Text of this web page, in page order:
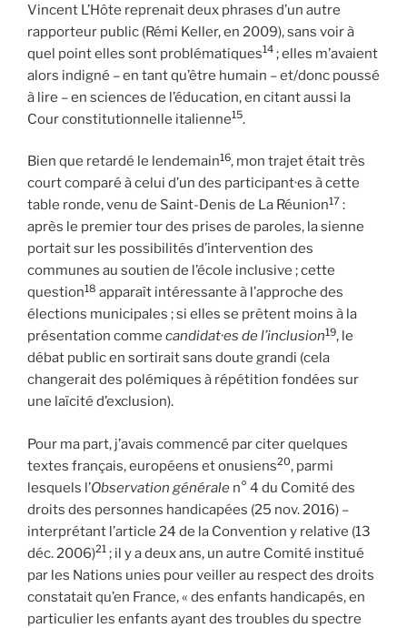
Vincent L’Hôte reprenait deux phrases d’un autre
rapporteur public (Rémi Keller, en 2009), sans voir à
quel point elles sont problématiques14 ; elles m’avaient
alors indigné – en tant qu’être humain – et/donc poussé
à lire – en sciences de l’éducation, en citant aussi la
Cour constitutionnelle italienne15.
Bien que retardé le lendemain16, mon trajet était très
court comparé à celui d’un des participant·es à cette
table ronde, venu de Saint-Denis de La Réunion17 :
après le premier tour des prises de paroles, la sienne
portait sur les possibilités d’intervention des
communes au soutien de l’école inclusive ; cette
question18 apparaît intéressante à l’approche des
élections municipales ; si elles se prêtent moins à la
présentation comme candidat·es de l’inclusion19, le
débat public en sortirait sans doute grandi (cela
changerait des polémiques à répétition fondées sur
une laïcité d’exclusion).
Pour ma part, j’avais commencé par citer quelques
textes français, européens et onusiens20, parmi
lesquels l’Observation générale n° 4 du Comité des
droits des personnes handicapées (25 nov. 2016) –
interprétant l’article 24 de la Convention y relative (13
déc. 2006)21 ; il y a deux ans, un autre Comité institué
par les Nations unies pour veiller au respect des droits
constatait qu’en France, « des enfants handicapés, en
particulier les enfants ayant des troubles du spectre